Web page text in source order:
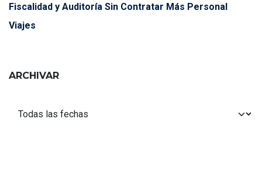
Fiscalidad y Auditoría Sin Contratar Más Personal
Viajes
ARCHIVAR